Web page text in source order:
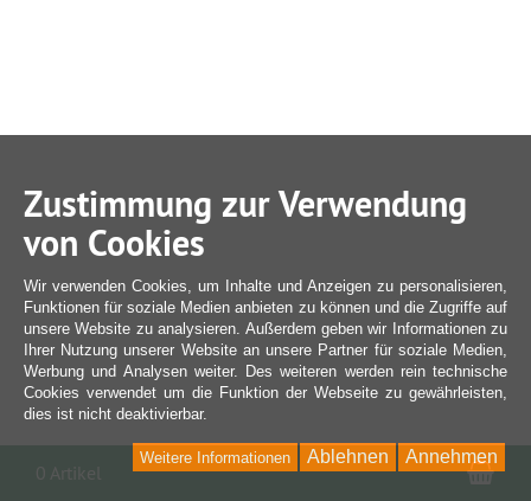
Zustimmung zur Verwendung
von Cookies
Wir verwenden Cookies, um Inhalte und Anzeigen zu personalisieren,
Funktionen für soziale Medien anbieten zu können und die Zugriffe auf
unsere Website zu analysieren. Außerdem geben wir Informationen zu
Ihrer Nutzung unserer Website an unsere Partner für soziale Medien,
Werbung und Analysen weiter. Des weiteren werden rein technische
Cookies verwendet um die Funktion der Webseite zu gewährleisten,
dies ist nicht deaktivierbar.
Annehmen
Ablehnen
Weitere Informationen